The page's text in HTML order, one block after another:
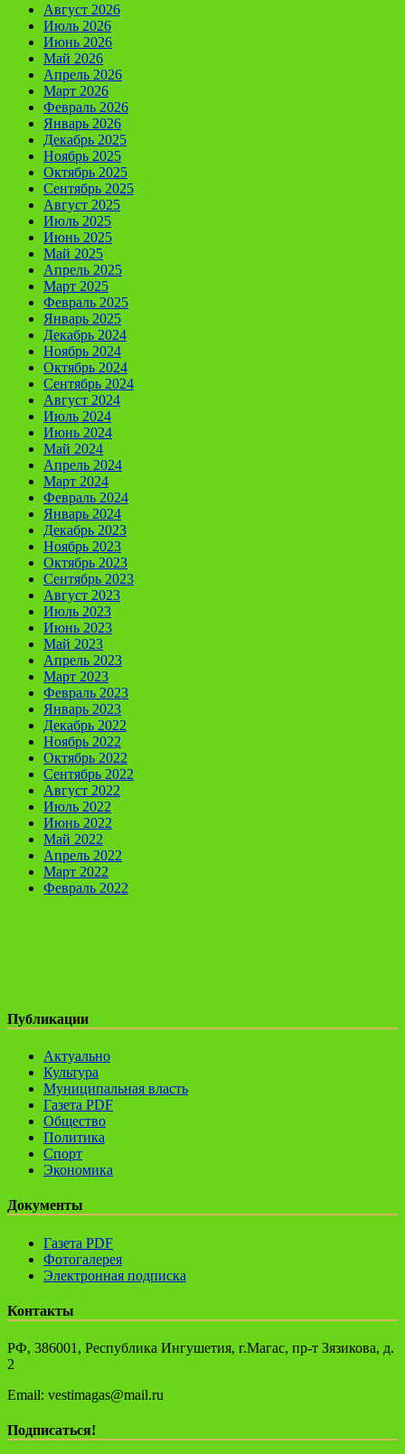
Август 2026
Июль 2026
Июнь 2026
Май 2026
Апрель 2026
Март 2026
Февраль 2026
Январь 2026
Декабрь 2025
Ноябрь 2025
Октябрь 2025
Сентябрь 2025
Август 2025
Июль 2025
Июнь 2025
Май 2025
Апрель 2025
Март 2025
Февраль 2025
Январь 2025
Декабрь 2024
Ноябрь 2024
Октябрь 2024
Сентябрь 2024
Август 2024
Июль 2024
Июнь 2024
Май 2024
Апрель 2024
Март 2024
Февраль 2024
Январь 2024
Декабрь 2023
Ноябрь 2023
Октябрь 2023
Сентябрь 2023
Август 2023
Июль 2023
Июнь 2023
Май 2023
Апрель 2023
Март 2023
Февраль 2023
Январь 2023
Декабрь 2022
Ноябрь 2022
Октябрь 2022
Сентябрь 2022
Август 2022
Июль 2022
Июнь 2022
Май 2022
Апрель 2022
Март 2022
Февраль 2022
Публикации
Актуально
Культура
Муниципальная власть
Газета PDF
Общество
Политика
Спорт
Экономика
Документы
Газета PDF
Фотогалерея
Электронная подписка
Контакты
РФ, 386001, Республика Ингушетия, г.Магас, пр-т Зязикова, д.
2
Email: vestimagas@mail.ru
Подписаться!